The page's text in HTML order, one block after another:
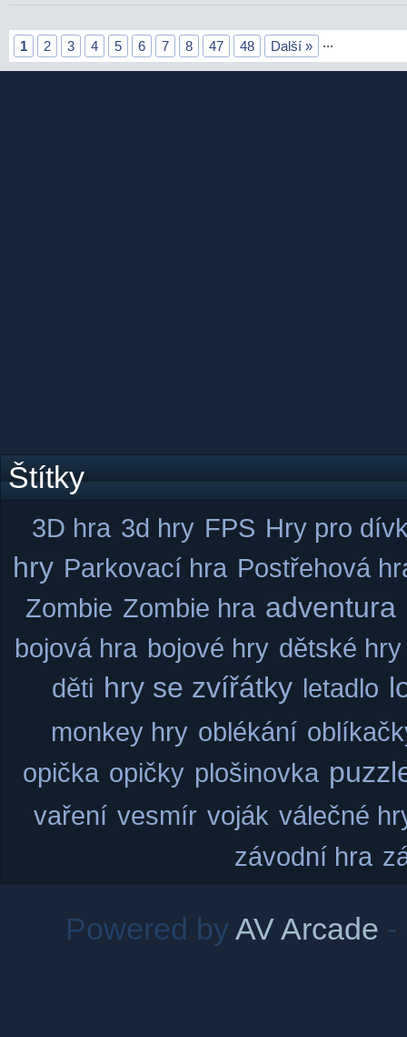
1 2 3 4 5 6 7 8 ...
47 48 Další »
Štítky
3D hra 3d hry FPS Hry pro
hry Parkovací hra Postřehová
Zombie Zombie hra adventura
bojová hra bojové hry dětské hry
děti hry se zvířátky letadlo
monkey hry oblékání
opička opičky plošinovka
vaření vesmír voják válečné
závodní hra
Powered byAV Arcade -